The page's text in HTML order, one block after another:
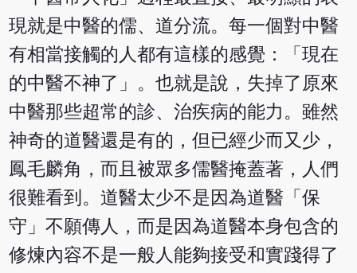
現就是中醫的儒、道分流。每一個對中醫
有相當接觸的人都有這樣的感覺：「現在
的中醫不神了」。也就是說，失掉了原來
中醫那些超常的診、治疾病的能力。雖然
神奇的道醫還是有的，但已經少而又少，
鳳毛麟角，而且被眾多儒醫掩蓋著，人們
很難看到。道醫太少不是因為道醫「保
守」不願傳人，而是因為道醫本身包含的
修煉內容不是一般人能夠接受和實踐得了